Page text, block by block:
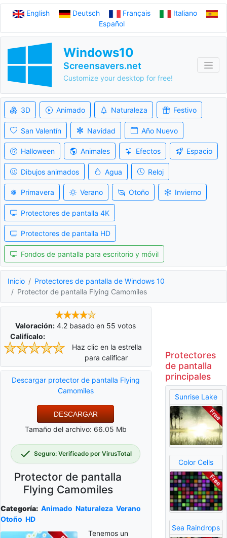
English Deutsch Français
Italiano
Español
Windows10
Screensavers.net
Customize your desktop for free!
3D Animado Naturaleza Festivo
San Valentín Navidad Año Nuevo
Halloween Animales Efectos Espacio
Dibujos animados Agua Reloj
Primavera Verano Otoño Invierno
Protectores de pantalla 4K
Protectores de pantalla HD
Fondos de pantalla para escritorio y móvil
Inicio
Protectores de pantalla de Windows 10
Protector de pantalla Flying Camomiles
Valoración: 4.2 basado en 55 votos
Califícalo:
Haz clic en la estrella
para calificar
Descargar protector de pantalla Flying
Camomiles
DESCARGAR
Tamaño del archivo: 66.05 Mb
Seguro: Verificado por VirusTotal
Protector de pantalla
Flying Camomiles
Categoría: Animado Naturaleza Verano
Otoño HD
Tenemos un
Protectores
de pantalla
principales
Sunrise Lake
Color Cells
Sea Raindrops